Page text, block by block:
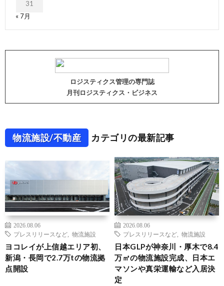
31
« 7月
ロジスティクス管理の専門誌
月刊ロジスティクス・ビジネス
物流施設/不動産 カテゴリの最新記事
2026.08.06
プレスリリースなど
物流施設
ヨコレイが上信越エリア初、
新潟・長岡で2.7万tの物流拠
点開設
2026.08.06
プレスリリースなど
物流施設
日本GLPが神奈川・厚木で8.4
万㎡の物流施設完成、日本エ
マソンや真栄運輸など入居決
定